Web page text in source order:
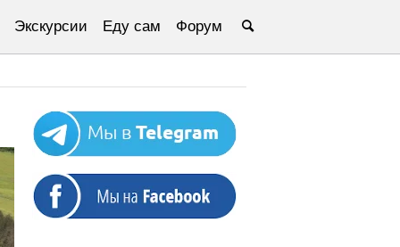
Экскурсии Еду сам Форум